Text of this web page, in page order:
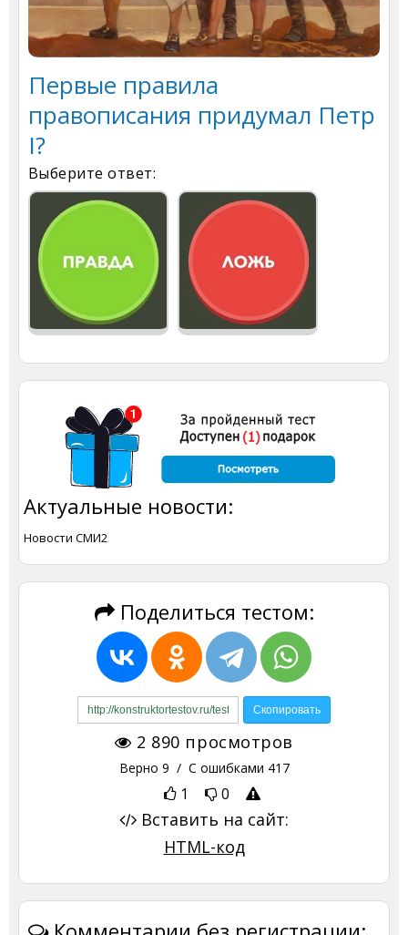
Первые правила
правописания придумал Петр
I?
Выберите ответ:
Актуальные новости:
Новости СМИ2
Поделиться тестом:
2 890 просмотров
Верно 9 / С ошибками 417
1 0
Вставить на сайт:
HTML-код